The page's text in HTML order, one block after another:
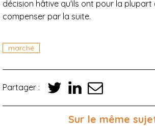
décision hâtive qu'ils ont pour la plupart
compenser par la suite.
marché
Partager :
Sur le même